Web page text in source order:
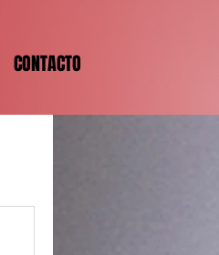
CONTACTO